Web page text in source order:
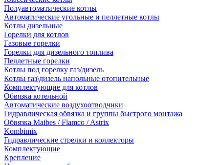
Полуавтоматические котлы
Автоматические угольные и пеллетные котлы
Котлы дизельные
Горелки для котлов
Газовые горелки
Горелки для дизельного топлива
Пеллетные горелки
Котлы под горелку газ/дизель
Котлы газ\дизель напольные отопительные
Комплектующие для котлов
Обвязка котельной
Автоматические воздухоотводчики
Гидравлическая обвязка и группы быстрого монтажа
Обвязка Maibes / Flamco / Astrix
Kombimix
Гидравлические стрелки и коллекторы
Комплектующие
Крепление